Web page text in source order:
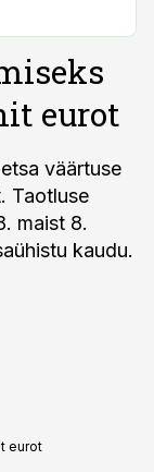
eurot
väärtuse
Taotluse
maist 8.
kaudu.
eurot